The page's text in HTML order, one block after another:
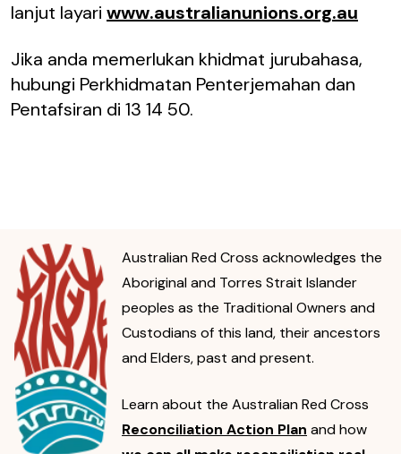
lanjut layari www.australianunions.org.au
Jika anda memerlukan khidmat jurubahasa,
hubungi Perkhidmatan Penterjemahan dan
Pentafsiran di 13 14 50.
Australian Red Cross acknowledges the
Aboriginal and Torres Strait Islander
peoples as the Traditional Owners and
Custodians of this land, their ancestors
and Elders, past and present.
Learn about the Australian Red Cross
Reconciliation Action Plan and how